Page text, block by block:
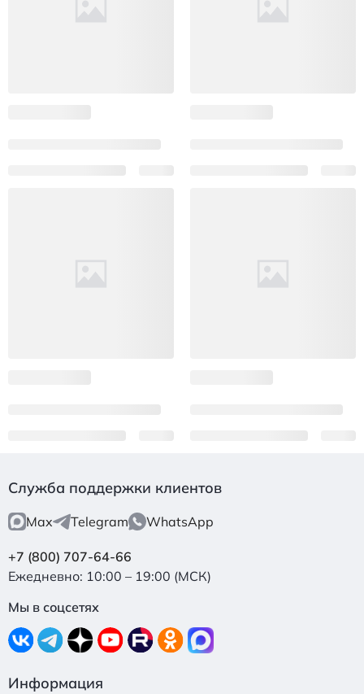
Служба поддержки клиентов
Max Telegram WhatsApp
+7 (800) 707-64-66
Ежедневно: 10:00 – 19:00 (МСК)
Мы в соцсетях
Информация